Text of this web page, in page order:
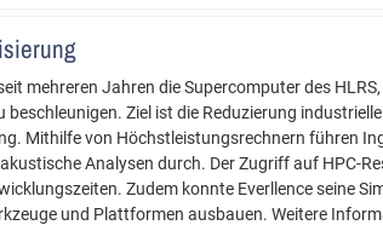
mehreren Jahren die Supercomputer des
Ziel ist die Reduzierung
Mithilfe von Höchstleistungsrechnern führen
Analysen durch. Der Zugriff auf HPC-
Zudem konnte Everllence seine
und Plattformen ausbauen. Weitere